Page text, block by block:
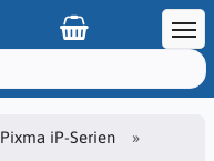
Pixma iP-Serien